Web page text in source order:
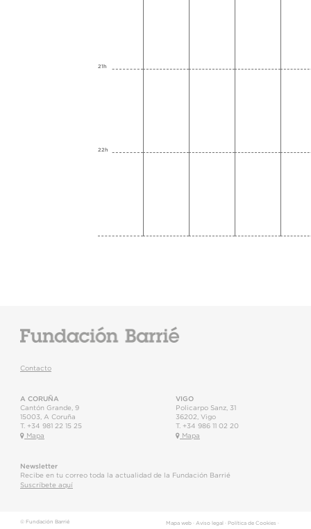
21h
22h
Contacto
A CORUÑA
Cantón Grande, 9
15003
A Coruña
T. +34 981 22 15 25
Mapa
VIGO
Policarpo Sanz, 31
36202 Vigo
T. +34 986 11 02 20
Mapa
Newsletter
Recibe en tu correo toda la actualidad de la Fundación Barrié
Suscríbete aquí
© Fundación Barrié Mapa web· Aviso legal · Política de Cookies ·